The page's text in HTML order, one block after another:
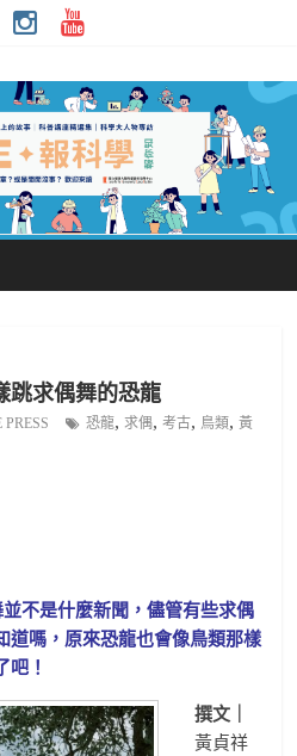
跳求偶舞的恐龍
PRESS 恐龍,求偶,考古, 鳥類,黃
不是什麼新聞，儘管有些求偶
道嗎，原來恐龍也會像鳥類那樣
吧！
撰文｜
黃貞祥